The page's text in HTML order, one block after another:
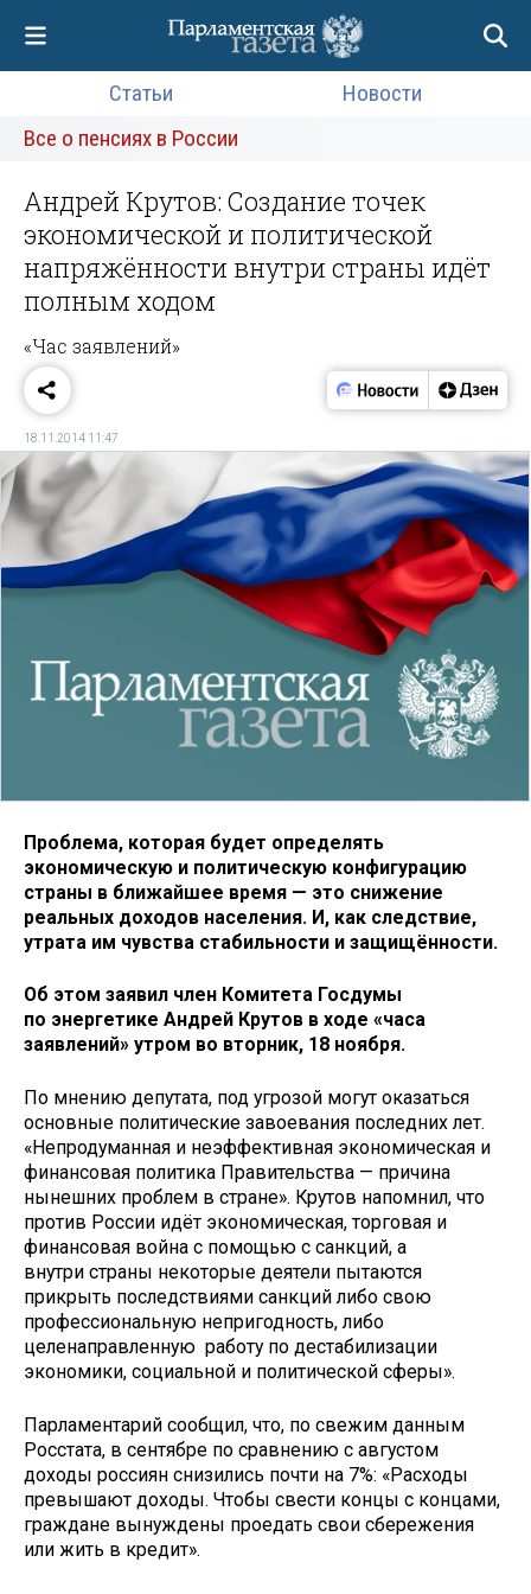
Статьи
Новости
Все о пенсиях в России
Андрей Крутов: Создание точек
экономической и политической
напряжённости внутри страны идёт
полным ходом
«Час заявлений»
18.11.2014 11:47
Проблема, которая будет определять
экономическую и политическую конфигурацию
страны в ближайшее время — это снижение
реальных доходов населения. И, как следствие,
утрата им чувства стабильности и защищённости.
Об этом заявил член Комитета Госдумы
по энергетике Андрей Крутов в ходе «часа
заявлений» утром во вторник, 18 ноября.
По мнению депутата, под угрозой могут оказаться
основные политические завоевания последних лет.
«Непродуманная и неэффективная экономическая и
финансовая политика Правительства — причина
нынешних проблем в стране». Крутов напомнил, что
против России идёт экономическая, торговая и
финансовая война с помощью с санкций, а
внутри страны некоторые деятели пытаются
прикрыть последствиями санкций либо свою
профессиональную непригодность, либо
целенаправленную работу по дестабилизации
экономики, социальной и политической сферы».
Парламентарий сообщил, что, по свежим данным
Росстата, в сентябре по сравнению с августом
доходы россиян снизились почти на 7%: «Расходы
превышают доходы. Чтобы свести концы с концами,
граждане вынуждены проедать свои сбережения
или жить в кредит».